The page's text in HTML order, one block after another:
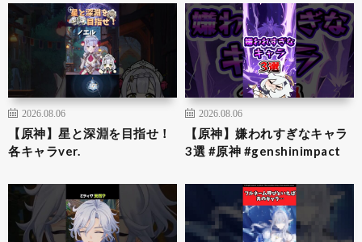
2026.08.06
【原神】星と深淵を目指せ！
各キャラver.
2026.08.06
【原神】嫌われすぎなキャラ
3選 #原神 #genshinimpact